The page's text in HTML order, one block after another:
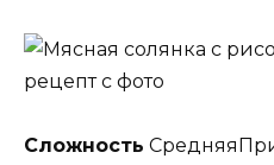
Сложность